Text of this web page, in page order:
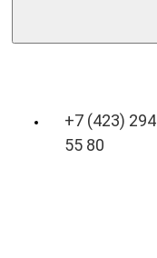
+7 (423) 294
55 80